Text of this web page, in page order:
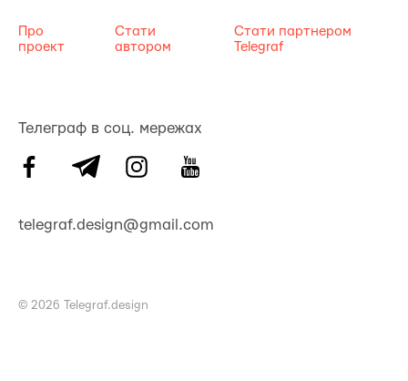
Про
проект
Стати
автором
Стати партнером
Telegraf
Телеграф в соц. мережах
telegraf.design@gmail.com
© 2026 Telegraf.design